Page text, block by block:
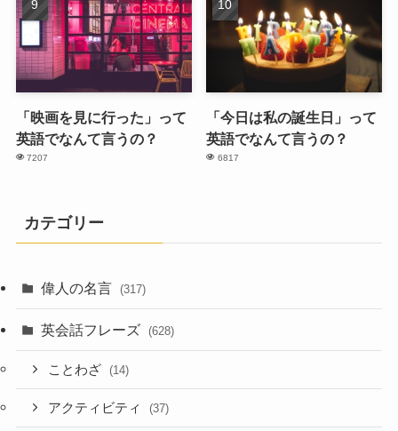
「映画を見に行った」って
英語でなんて言うの？
7207
「今日は私の誕生日」って
英語でなんて言うの？
6817
カテゴリー
偉人の名言 (317)
英会話フレーズ (628)
ことわざ (14)
アクティビティ (37)